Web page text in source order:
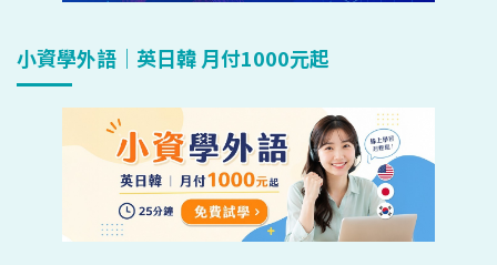
小資學外語｜英日韓 月付1000元起